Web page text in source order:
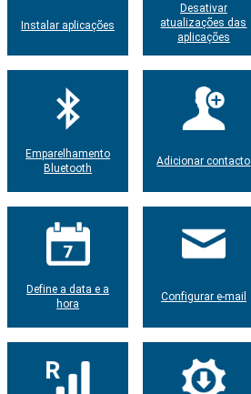
Instalar aplicações
Desativar
atualizações das
aplicações
Emparelhamento
Bluetooth
Adicionar contacto
Define a data e a
hora
Configurar e-mail